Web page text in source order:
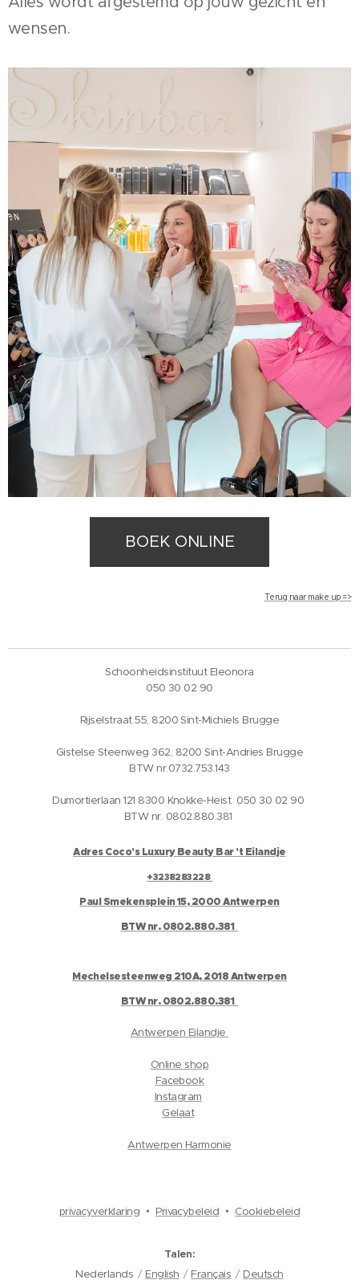
wensen.
BOEK ONLINE
Terug naar make up =>
Schoonheidsinstituut Eleonora
050 30 02 90
Rijselstraat 55, 8200 Sint-Michiels Brugge
Gistelse Steenweg 362, 8200 Sint-Andries Brugge
BTW nr.0732.753.143
Dumortierlaan 121 8300 Knokke-Heist 050 30 02 90
BTW nr. 0802.880.381
Adres Coco's Luxury Beauty Bar 't Eilandje
+3238283228
Paul Smekensplein 15, 2000 Antwerpen
BTW nr. 0802.880.381
Mechelsesteenweg 210A, 2018 Antwerpen
BTW nr. 0802.880.381
Antwerpen Eilandje
Online shop
Facebook
Instagram
Gelaat
Antwerpen Harmonie
privacyverklaring Privacybeleid Cookiebeleid
Talen
Nederlands
English Français Deutsch